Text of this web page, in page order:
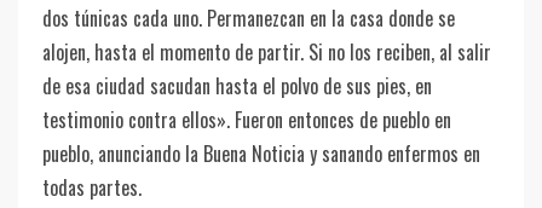
dos túnicas cada uno. Permanezcan en la casa donde se
alojen, hasta el momento de partir. Si no los reciben, al salir
de esa ciudad sacudan hasta el polvo de sus pies, en
testimonio contra ellos». Fueron entonces de pueblo en
pueblo, anunciando la Buena Noticia y sanando enfermos en
todas partes.